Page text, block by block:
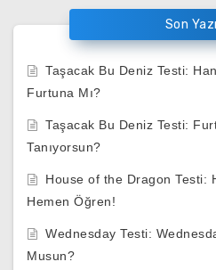
Son
Taşacak Bu Deniz Testi:
Furtuna Mı?
Taşacak Bu Deniz Testi:
Tanıyorsun?
House of the Dragon Testi:
Hemen Öğren!
Wednesday Testi:
Musun?